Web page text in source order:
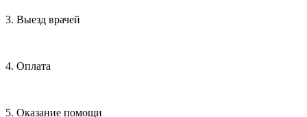
3. Выезд врачей
4. Оплата
5. Оказание помощи